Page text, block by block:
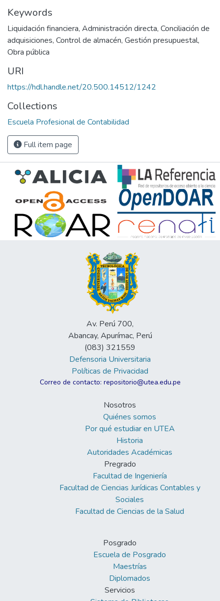
Keywords
Liquidación financiera, Administración directa, Conciliación de
adquisiciones, Control de almacén, Gestión presupuestal,
Obra pública
URI
https://hdl.handle.net/20.500.14512/1242
Collections
Escuela Profesional de Contabilidad
Full item page
Av. Perú 700,
Abancay, Apurímac, Perú
(083) 321559
Defensoria Universitaria
Políticas de Privacidad
Correo de contacto: repositorio@utea.edu.pe
Nosotros
Quiénes somos
Por qué estudiar en UTEA
Historia
Autoridades Académicas
Pregrado
Facultad de Ingeniería
Facultad de Ciencias Jurídicas Contables y
Sociales
Facultad de Ciencias de la Salud
Posgrado
Escuela de Posgrado
Maestrías
Diplomados
Servicios